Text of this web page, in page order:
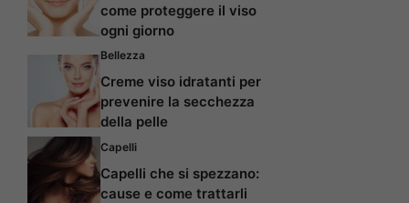
come proteggere il viso
ogni giorno
Bellezza
Creme viso idratanti per
prevenire la secchezza
della pelle
Capelli
Capelli che si spezzano:
cause e come trattarli